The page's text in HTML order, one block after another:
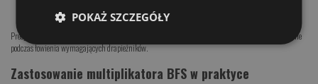
zachowanie płynności pracy przez długi czas
Precyzyjna przekładnia MicroModule odpowiada za płynną i cichą pracę, co ma kluczowe znaczenie
podczas łowienia wymagających drapieżników.
Zastosowanie multiplikatora BFS w praktyce
POKAŻ SZCZEGÓŁY